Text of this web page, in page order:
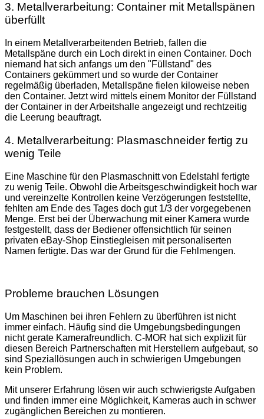
3. Metallverarbeitung: Container mit Metallspänen
überfüllt
In einem Metallverarbeitenden Betrieb, fallen die
Metallspäne durch ein Loch direkt in einen Container. Doch
niemand hat sich anfangs um den "Füllstand" des
Containers gekümmert und so wurde der Container
regelmäßig überladen, Metallspäne fielen kiloweise neben
den Container. Jetzt wird mittels einem Monitor der Füllstand
der Container in der Arbeitshalle angezeigt und rechtzeitig
die Leerung beauftragt.
4. Metallverarbeitung: Plasmaschneider fertig zu
wenig Teile
Eine Maschine für den Plasmaschnitt von Edelstahl fertigte
zu wenig Teile. Obwohl die Arbeitsgeschwindigkeit hoch war
und vereinzelte Kontrollen keine Verzögerungen feststellte,
fehlten am Ende des Tages doch gut 1/3 der vorgegebenen
Menge. Erst bei der Überwachung mit einer Kamera wurde
festgestellt, dass der Bediener offensichtlich für seinen
privaten eBay-Shop Einstiegleisen mit personaliserten
Namen fertigte. Das war der Grund für die Fehlmengen.
Probleme brauchen Lösungen
Um Maschinen bei ihren Fehlern zu überführen ist nicht
immer einfach. Häufig sind die Umgebungsbedingungen
nicht gerate Kamerafreundlich. C-MOR hat sich explizit für
diesen Bereich Partnerschaften mit Herstellern aufgebaut, so
sind Speziallösungen auch in schwierigen Umgebungen
kein Problem.
Mit unserer Erfahrung lösen wir auch schwierigste Aufgaben
und finden immer eine Möglichkeit, Kameras auch in schwer
zugänglichen Bereichen zu montieren.